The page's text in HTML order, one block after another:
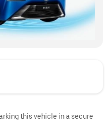
this vehicle in a secure